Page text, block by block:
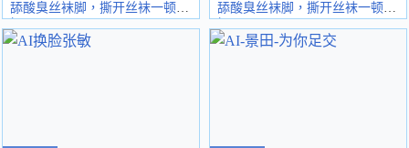
舔酸臭丝袜脚，撕开丝袜一顿爆
舔酸臭丝袜脚，撕开丝袜一顿爆